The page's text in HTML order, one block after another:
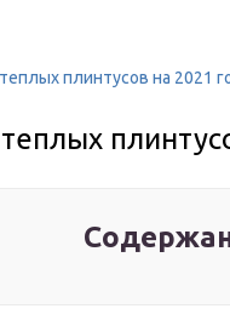
плинтусов на 2021